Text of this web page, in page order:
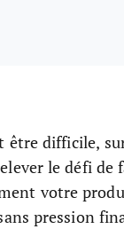
être difficile,
le défi
votre
pression